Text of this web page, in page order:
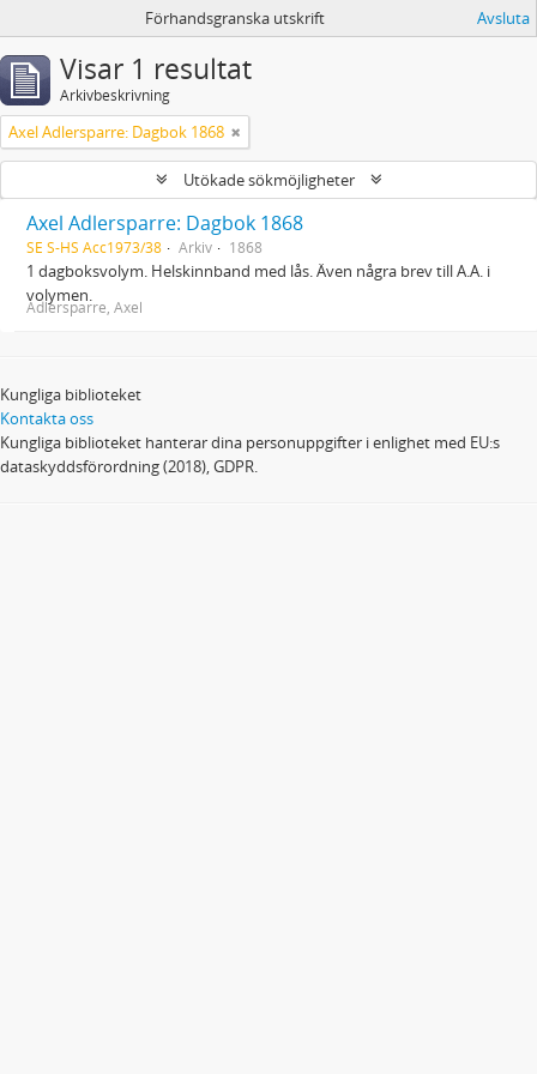
Förhandsgranska utskrift Avsluta
Visar 1 resultat
Arkivbeskrivning
Axel Adlersparre: Dagbok 1868
Utökade sökmöjligheter
Axel Adlersparre: Dagbok 1868
SE S-HS Acc1973/38 Arkiv 1868
1 dagboksvolym. Helskinnband med lås. Även några brev till A.A. i
volymen.
Adlersparre, Axel
Kungliga biblioteket
Kontakta oss
Kungliga biblioteket hanterar dina personuppgifter i enlighet med EU:s
dataskyddsförordning (2018), GDPR.